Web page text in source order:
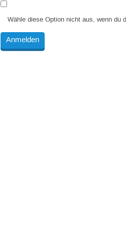
Wähle diese Option nicht aus, wenn du